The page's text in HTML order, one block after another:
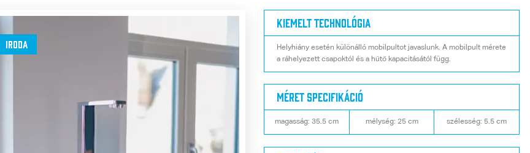
Iroda
Kiemelt technológia
Helyhiány esetén különálló mobilpultot javaslunk. A mobilpult mérete
a ráhelyezett csapoktól és a hűtő kapacitásától függ.
Méret specifikáció
magasság: 35.5 cm mélység: 25 cm szélesség: 5.5 cm